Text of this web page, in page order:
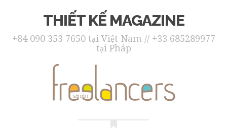
THIẾT KẾ MAGAZINE
+84 090 353 7650 tại Việt Nam // +33 685289977
tại Pháp